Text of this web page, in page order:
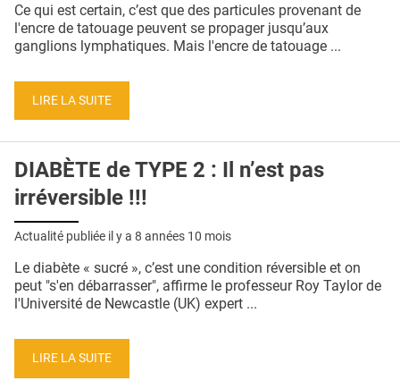
QUI SOMMES-NOUS ?
CONDITIONS GÉNÉRALES
CRÉDITS
Ce qui est certain, c’est que des particules provenant de
l'encre de tatouage peuvent se propager jusqu’aux
ganglions lymphatiques. Mais l'encre de tatouage ...
LIRE LA SUITE
DIABÈTE de TYPE 2 : Il n’est pas
irréversible !!!
Actualité publiée il y a 8 années 10 mois
Le diabète « sucré », c’est une condition réversible et on
peut "s'en débarrasser", affirme le professeur Roy Taylor de
l'Université de Newcastle (UK) expert ...
LIRE LA SUITE